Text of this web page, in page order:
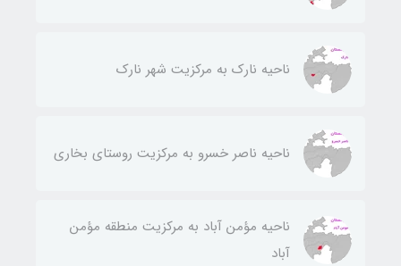
ناحيه نارك به مركزيت شهر نارك
ناحيه ناصر خسرو به مركزيت روستای بخاری
ناحيه مؤمن آباد به مركزيت منطقه مؤمن
آباد